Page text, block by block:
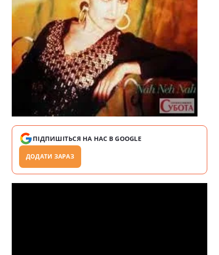
ПІДПИШІТЬСЯ НА НАС В GOOGLE
ДОДАТИ ЗАРАЗ